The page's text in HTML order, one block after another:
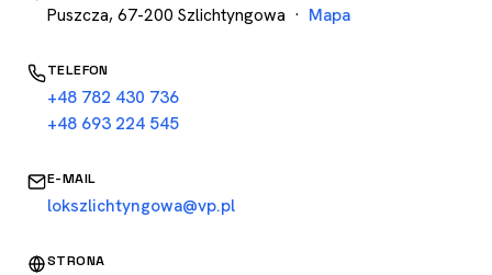
Puszcza, 67-200 Szlichtyngowa · Mapa
TELEFON
+48 782 430 736
+48 693 224 545
E-MAIL
lokszlichtyngowa@vp.pl
STRONA